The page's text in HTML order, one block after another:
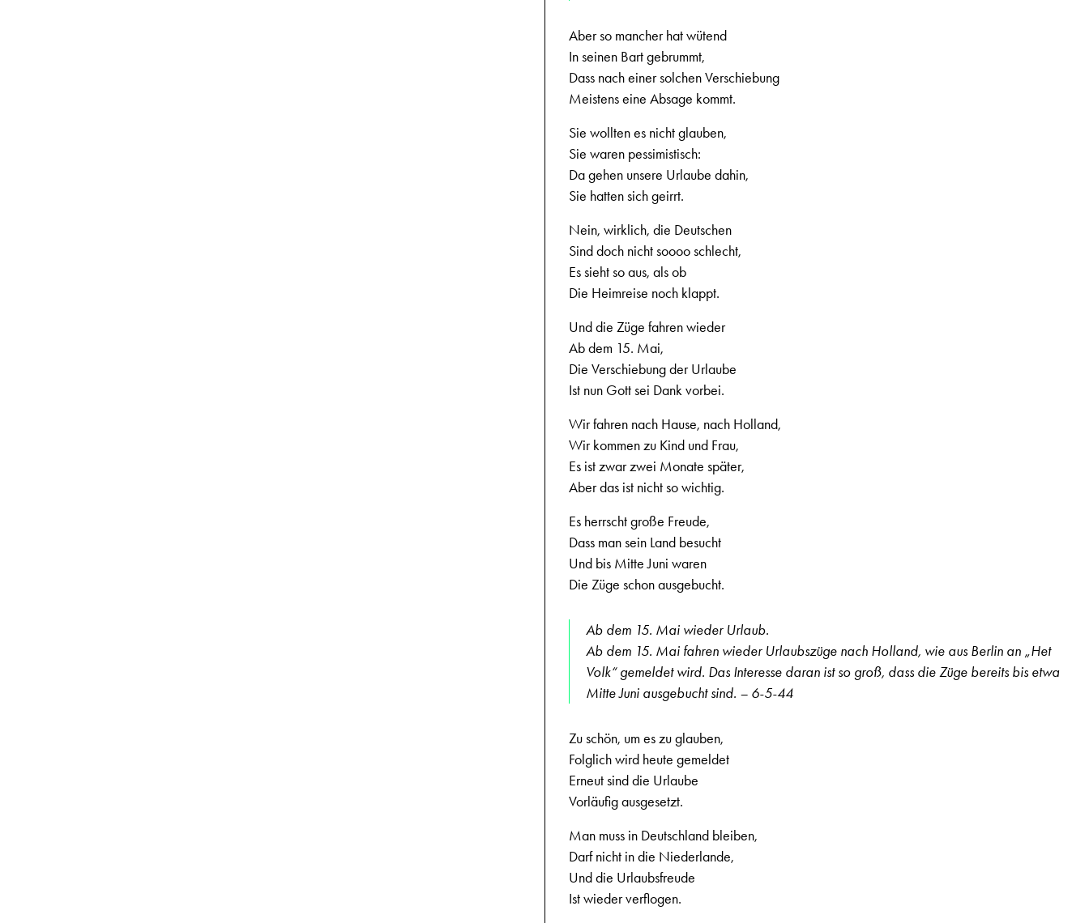
Aber so mancher hat wütend
In seinen Bart gebrummt,
Dass nach einer solchen Verschiebung
Meistens eine Absage kommt.
Sie wollten es nicht glauben,
Sie waren pessimistisch:
Da gehen unsere Urlaube dahin,
Sie hatten sich geirrt.
Nein, wirklich, die Deutschen
Sind doch nicht soooo schlecht,
Es sieht so aus, als ob
Die Heimreise noch klappt.
Und die Züge fahren wieder
Ab dem 15. Mai,
Die Verschiebung der Urlaube
Ist nun Gott sei Dank vorbei.
Wir fahren nach Hause, nach Holland,
Wir kommen zu Kind und Frau,
Es ist zwar zwei Monate später,
Aber das ist nicht so wichtig.
Es herrscht große Freude,
Dass man sein Land besucht
Und bis Mitte Juni waren
Die Züge schon ausgebucht.
Ab dem 15. Mai wieder Urlaub.
Ab dem 15. Mai fahren wieder Urlaubszüge nach Holland, wie aus Berlin an „Het
Volk“ gemeldet wird. Das Interesse daran ist so groß, dass die Züge bereits bis etwa
Mitte Juni ausgebucht sind. – 6-5-44
Zu schön, um es zu glauben,
Folglich wird heute gemeldet
Erneut sind die Urlaube
Vorläufig ausgesetzt.
Man muss in Deutschland bleiben,
Darf nicht in die Niederlande,
Und die Urlaubsfreude
Ist wieder verflogen.